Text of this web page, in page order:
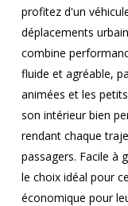
profitez d'un
déplacements
combine
fluide et agréable,
animées et les
son intérieur bien
rendant chaque
passagers. Facile à
le choix idéal pour
économique pour